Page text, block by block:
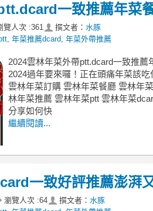
一致推薦年菜
覽人次 :361 撰文者： 水豚
年菜推薦dcard 年菜外帶推薦
2024雲林年菜外帶ptt.dcard一致推薦
2024過年要來囉！正在頭痛年菜該
雲林年菜訂購 雲林年菜餐廳 雲林年
林年菜推薦 雲林年菜ptt 雲林年菜
分享如何快
繼續閱讀...
一致好評推薦澎湃
瀏覽人次 :64 撰文者： 水豚